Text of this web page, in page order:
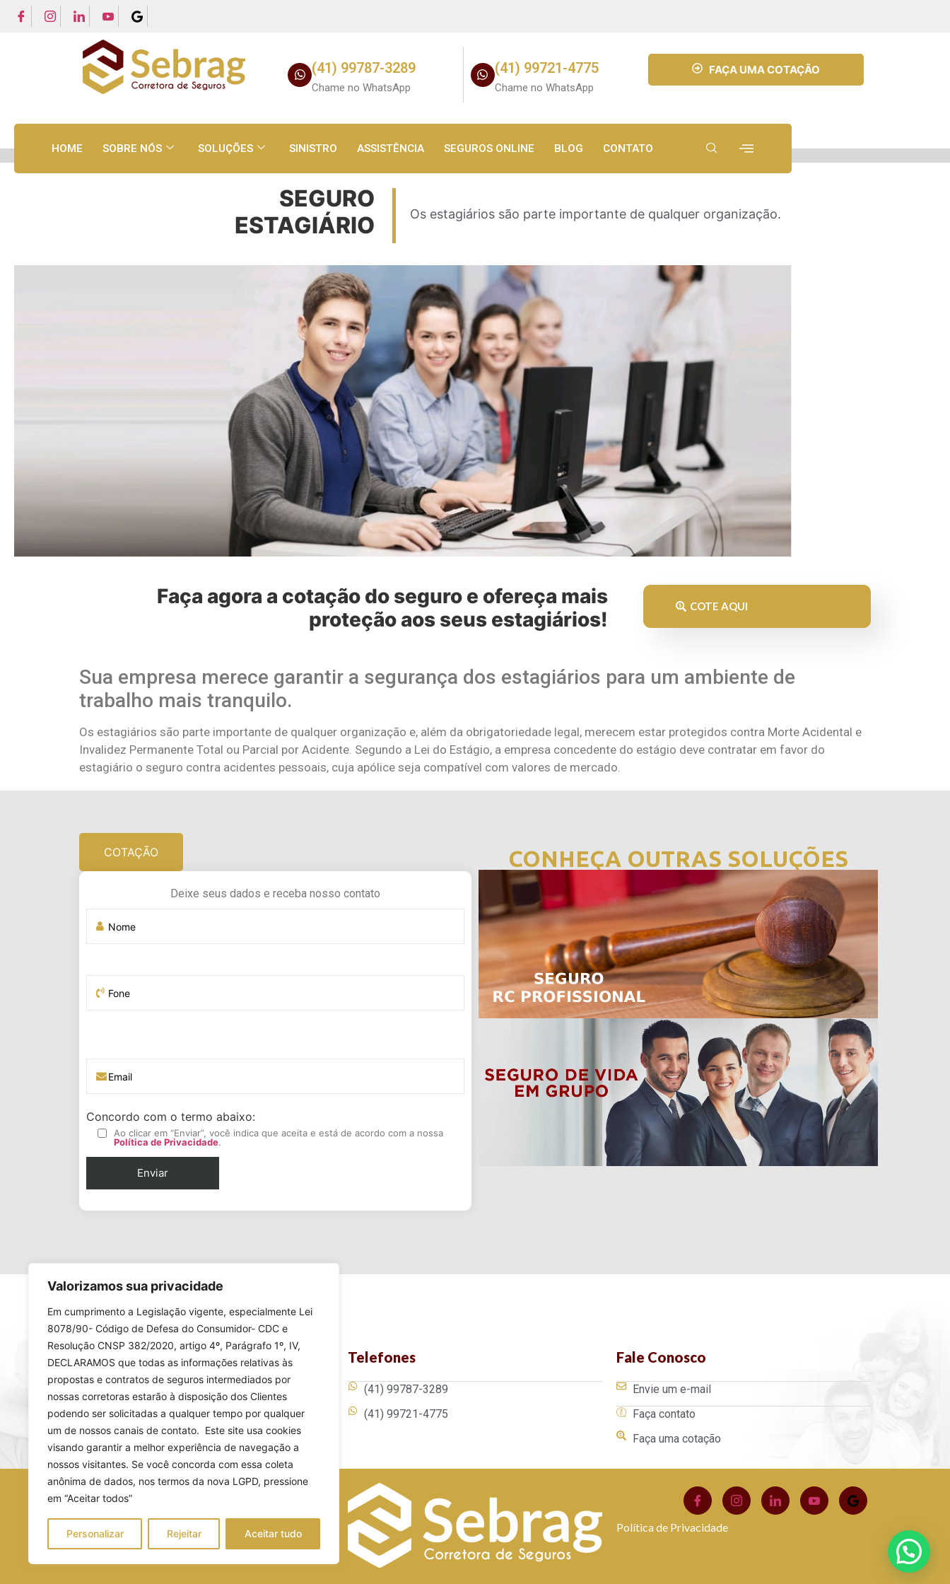
Valorizamos sua privacidade
Em cumprimento a Legislação vigente, especialmente Lei
8078/90- Código de Defesa do Consumidor- CDC e
Resolução CNSP 382/2020, artigo 4º, Parágrafo 1º, IV,
DECLARAMOS que todas as informações relativas às
propostas e contratos de seguros intermediados por
nossas corretoras estarão à disposição dos Clientes
podendo ser solicitadas a qualquer tempo por qualquer
um de nossos canais de contato. Este site usa cookies
visando garantir a melhor experiência de navegação a
nossos visitantes. Se você concorda com essa coleta
anônima de dados, nos termos da nova LGPD, pressione
em “Aceitar todos”
Personalizar Rejeitar Aceitar tudo
(41) 99787-3289
Chame no WhatsApp
(41) 99721-4775
Chame no WhatsApp
FAÇA UMA COTAÇÃO
HOME SOBRE NÓS SOLUÇÕES SINISTRO ASSISTÊNCIA SEGUROS ONLINE BLOG CONTATO
SEGURO
ESTAGIÁRIO
Os estagiários são parte importante de qualquer organização.
Faça agora a cotação do seguro e ofereça mais
proteção aos seus estagiários!
COTE AQUI
Sua empresa merece garantir a segurança dos estagiários para um ambiente de
trabalho mais tranquilo.
Os estagiários são parte importante de qualquer organização e, além da obrigatoriedade legal, merecem estar protegidos contra Morte Acidental e
Invalidez Permanente Total ou Parcial por Acidente. Segundo a Lei do Estágio, a empresa concedente do estágio deve contratar em favor do
estagiário o seguro contra acidentes pessoais, cuja apólice seja compatível com valores de mercado.
COTAÇÃO
Deixe seus dados e receba nosso contato
Concordo com o termo abaixo:
Ao clicar em “Enviar”, você indica que aceita e está de acordo com a nossa
Política de Privacidade.
CONHEÇA OUTRAS SOLUÇÕES
Endereço
Rua Rio Grande do Sul, 368 Curitiba/Pr
Telefones
(41) 99787-3289
(41) 99721-4775
Fale Conosco
Envie um e-mail
Faça contato
Faça uma cotação
© 2026, Sebrag - Corretora de Seguros.
Política de Privacidade